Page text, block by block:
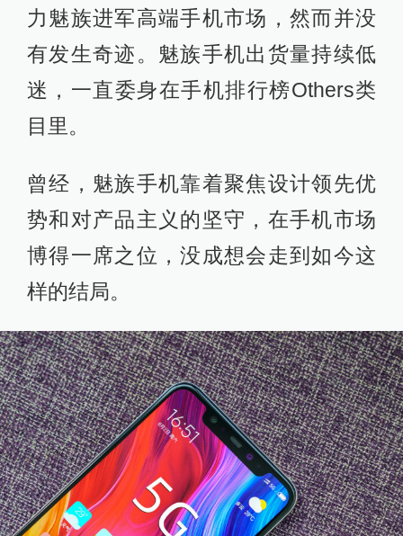
力魅族进军高端手机市场，然而并没
有发生奇迹。魅族手机出货量持续低
迷，一直委身在手机排行榜Others类
目里。
曾经，魅族手机靠着聚焦设计领先优
势和对产品主义的坚守，在手机市场
博得一席之位，没成想会走到如今这
样的结局。